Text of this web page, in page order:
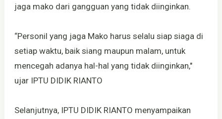
jaga mako dari gangguan yang tidak diinginkan.
“Personil yang jaga Mako harus selalu siap siaga di
setiap waktu, baik siang maupun malam, untuk
mencegah adanya hal-hal yang tidak diinginkan,"
ujar IPTU DIDIK RIANTO
Selanjutnya, IPTU DIDIK RIANTO menyampaikan